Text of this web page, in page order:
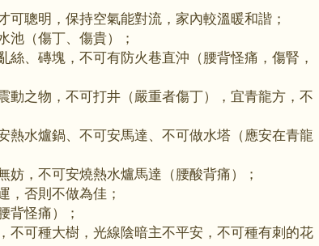
可聰明，保持空氣能對流，家內較溫暖和諧；
池（傷丁、傷貴）；
絲、磚塊，不可有防火巷直沖（腰背怪痛，傷腎，
動之物，不可打井（嚴重者傷丁），宜青龍方，不
熱水爐鍋、不可安馬達、不可做水塔（應安在青龍
，不可安燒熱水爐馬達（腰酸背痛）；
，否則不做為佳；
背怪痛）；
不可種大樹，光線陰暗主不平安，不可種有刺的花